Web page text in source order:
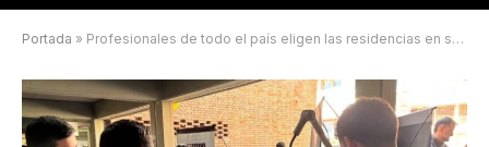
Portada » Profesionales de todo el país eligen las residencias en salud de Corrientes